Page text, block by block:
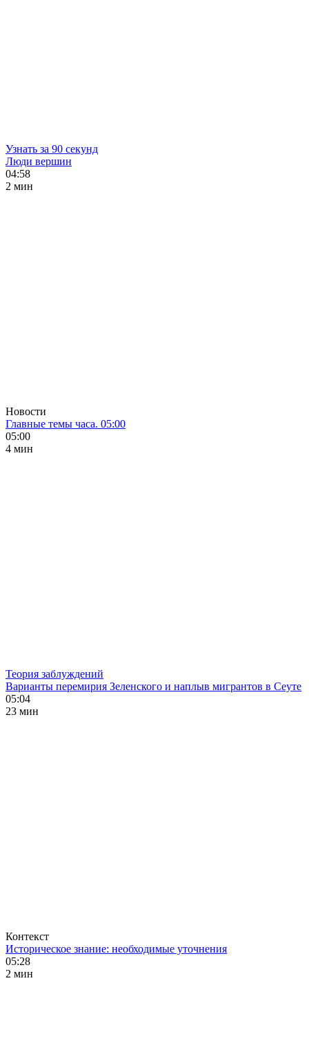
Узнать за 90 секунд
Люди вершин
04:58
2 мин
Новости
Главные темы часа. 05:00
05:00
4 мин
Теория заблуждений
Варианты перемирия Зеленского и наплыв мигрантов в Сеуте
05:04
23 мин
Контекст
Историческое знание: необходимые уточнения
05:28
2 мин